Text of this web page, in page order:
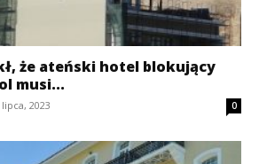
że ateński hotel blokujący
musi...
lipca, 2023 0